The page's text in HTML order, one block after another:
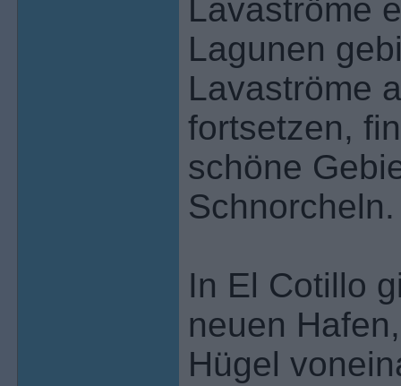
Lavaströme
Lagunen
Lavaströme
fortsetzen,
schöne
Schnorcheln.
In El Cotillo
neuen
Hügel